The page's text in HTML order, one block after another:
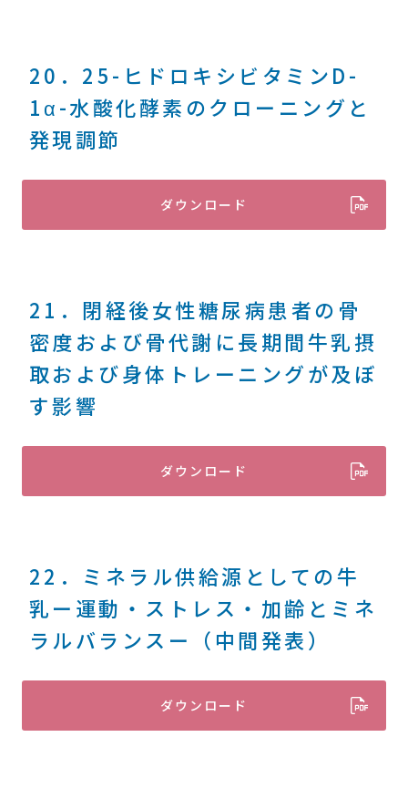
20．25-ヒドロキシビタミンD-
1α-水酸化酵素のクローニングと
発現調節
ダウンロード
21．閉経後女性糖尿病患者の骨
密度および骨代謝に長期間牛乳摂
取および身体トレーニングが及ぼ
す影響
ダウンロード
22．ミネラル供給源としての牛
乳ー運動・ストレス・加齢とミネ
ラルバランスー（中間発表）
ダウンロード